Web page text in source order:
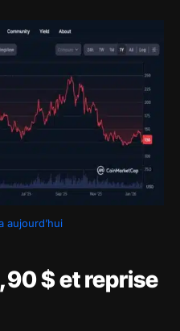
aujourd’hui
$ et reprise